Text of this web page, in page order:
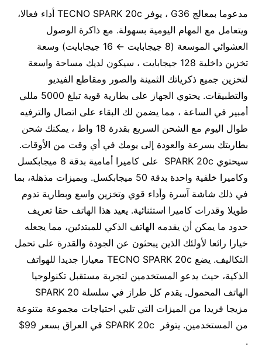
مدعوما بمعالج G36 ، يوفر TECNO SPARK 20c أداء فعالا،
ويتعامل مع المهام اليومية بسهولة. مع ذاكرة الوصول
العشوائي الموسعة (8 جيجابايت ← 16 جيجابايت) وسعة
تخزين داخلية 128 جيجابايت ، سيكون لديك مساحة واسعة
لتخزين جميع ذكرياتك الثمينة والصور ومقاطع الفيديو
والتطبيقات. يحتوي الجهاز على بطارية قوية تبلغ 5000 مللي
أمبير في الساعة ، مما يضمن لك البقاء على اتصال والترفيه
طوال اليوم مع الشحن السريع بقدرة 18 واط ، يمكنك شحن
بطاريتك بسرعة والعودة إلى يومك في أي وقت من الأوقات.
سيحتوي SPARK 20c على كاميرا أمامية بدقة 8 ميجابكسل
وكاميرا خلفية واحدة بدقة 50 ميجابكسل. وبميزات مذهلة، بما
في ذلك شاشة آسرة وأداء قوي وتخزين واسع وبطارية تدوم
طويلا وقدرات كاميرا استثنائية. يعيد هذا الهاتف حقا تعريف
حدود ما يمكن أن يقدمه الهاتف الذكي للمبتدئين، مما يجعله
خيارا رائعا لأولئك الذين يبحثون عن الجودة والقدرة على تحمل
التكاليف. يضع TECNO SPARK 20c معيارا جديدا للهواتف
الذكية، حيث يدعو المستخدمين لتجربة مستقبل تكنولوجيا
الهاتف المحمول. يقدم كل طراز في سلسلة SPARK 20
مزيجا فريدا من الميزات التي تلبي احتياجات مجموعة متنوعة
من المستخدمين. يتوفر SPARK 20c في العراق بسعر 99$
.